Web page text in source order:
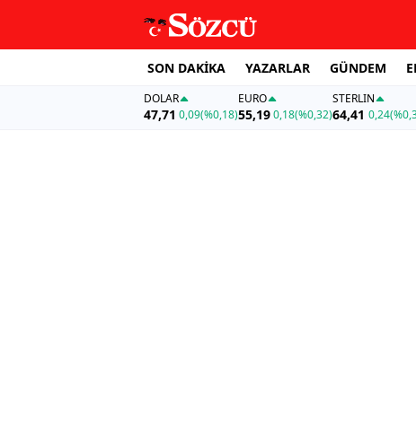
SON DAKİKA YAZARLAR GÜNDEM
DOLAR
47,71 0,09(%0,18)
EURO
55,19 0,18(%0,32)
STERLIN
64,41 0,24